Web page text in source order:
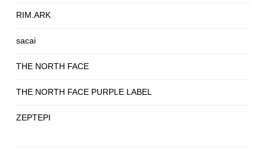
RIM.ARK
sacai
THE NORTH FACE
THE NORTH FACE PURPLE LABEL
ZEPTEPI